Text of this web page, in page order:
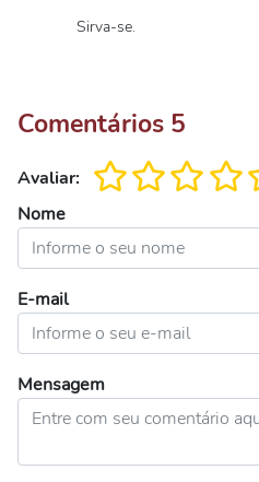
Sirva-se.
Comentários 5
Avaliar:
Nome
E-mail
Mensagem